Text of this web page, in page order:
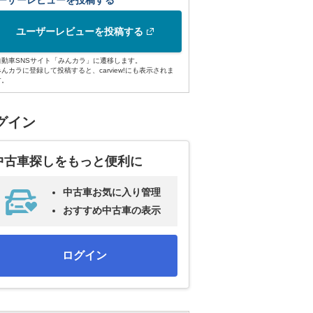
ユーザーレビューを投稿する
車SNSサイト「みんカラ」に遷移します。
んカラに登録して投稿すると、carview!にも表示されま
イン
古車探しをもっと便利に
中古車お気に入り管理
おすすめ中古車の表示
ログイン